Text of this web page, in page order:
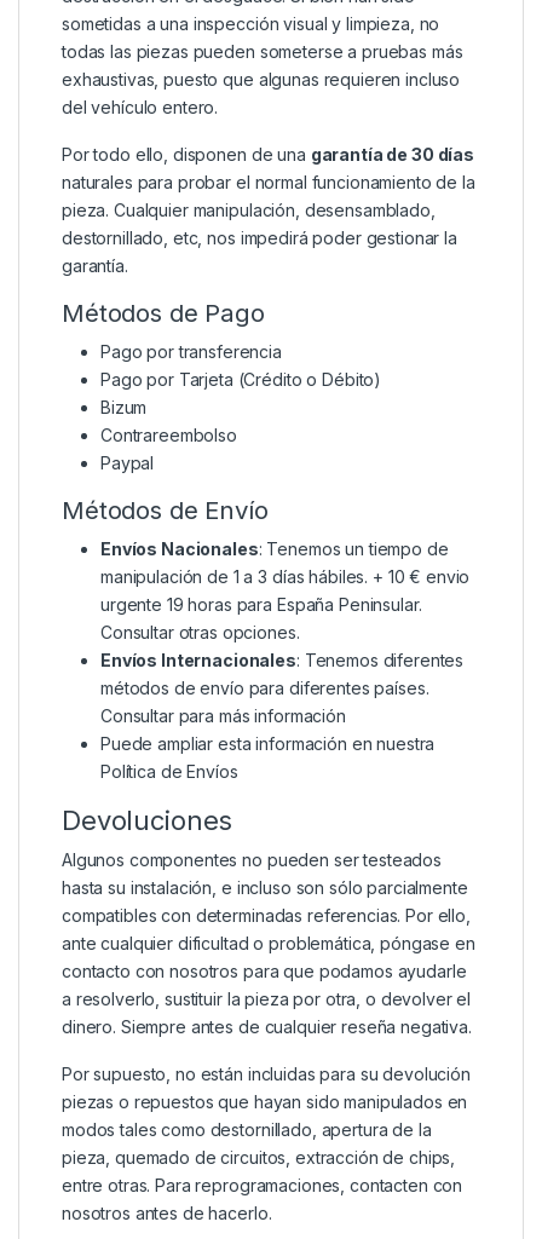
sometidas a una inspección visual y limpieza, no
todas las piezas pueden someterse a pruebas más
exhaustivas, puesto que algunas requieren incluso
del vehículo entero.
Por todo ello, disponen de una garantía de 30 días
naturales para probar el normal funcionamiento de la
pieza. Cualquier manipulación, desensamblado,
destornillado, etc, nos impedirá poder gestionar la
garantía.
Métodos de Pago
Pago por transferencia
Pago por Tarjeta (Crédito o Débito)
Bizum
Contrareembolso
Paypal
Métodos de Envío
Envíos Nacionales: Tenemos un tiempo de
manipulación de 1 a 3 días hábiles. + 10 € envio
urgente 19 horas para España Peninsular.
Consultar otras opciones.
Envíos Internacionales: Tenemos diferentes
métodos de envío para diferentes países.
Consultar para más información
Puede ampliar esta información en nuestra
Política de Envíos
Devoluciones
Algunos componentes no pueden ser testeados
hasta su instalación, e incluso son sólo parcialmente
compatibles con determinadas referencias. Por ello,
ante cualquier dificultad o problemática, póngase en
contacto con nosotros para que podamos ayudarle
a resolverlo, sustituir la pieza por otra, o devolver el
dinero. Siempre antes de cualquier reseña negativa.
Por supuesto, no están incluidas para su devolución
piezas o repuestos que hayan sido manipulados en
modos tales como destornillado, apertura de la
pieza, quemado de circuitos, extracción de chips,
entre otras. Para reprogramaciones, contacten con
nosotros antes de hacerlo.